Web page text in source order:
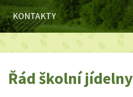
KONTAKTY
Řád školní jídelny